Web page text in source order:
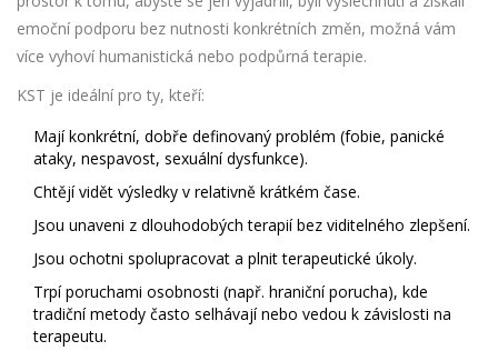
emoční podporu bez nutnosti konkrétních změn, možná vám
více vyhoví humanistická nebo podpůrná terapie.
KST je ideální pro ty, kteří:
Mají konkrétní, dobře definovaný problém (fobie, panické
ataky, nespavost, sexuální dysfunkce).
Chtějí vidět výsledky v relativně krátkém čase.
Jsou unaveni z dlouhodobých terapií bez viditelného zlepšení.
Jsou ochotni spolupracovat a plnit terapeutické úkoly.
Trpí poruchami osobnosti (např. hraniční porucha), kde
tradiční metody často selhávají nebo vedou k závislosti na
terapeutu.